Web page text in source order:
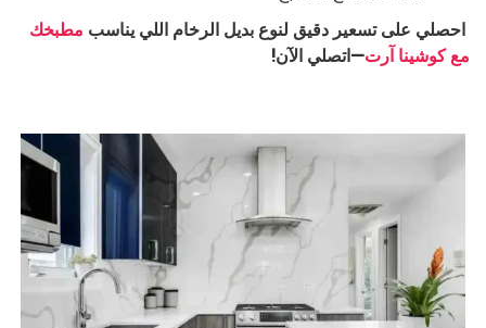
احصلي على تسعير دقيق لنوع بديل الرخام اللي يناسب مطبخك
مع كوشينا آرت—اتصلي الآن!